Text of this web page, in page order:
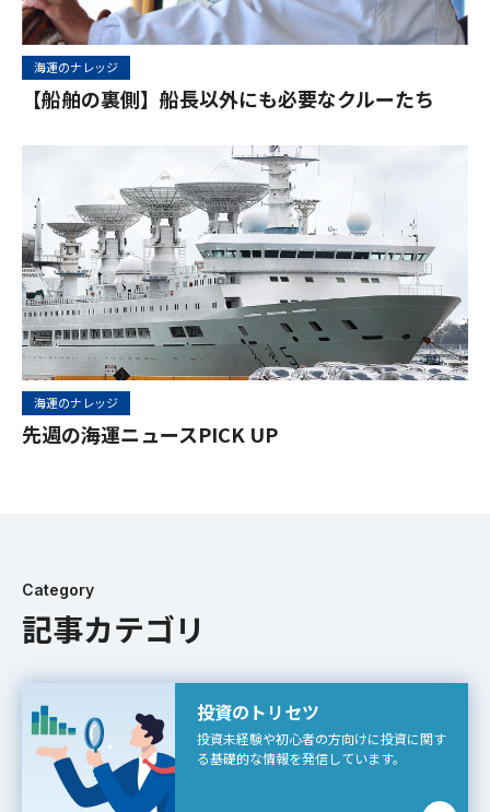
海運のナレッジ
【船舶の裏側】船長以外にも必要なクルーたち
海運のナレッジ
先週の海運ニュースPICK UP
Category
記事カテゴリ
投資のトリセツ
投資未経験や初心者の方向けに投資に関す
る基礎的な情報を発信しています。